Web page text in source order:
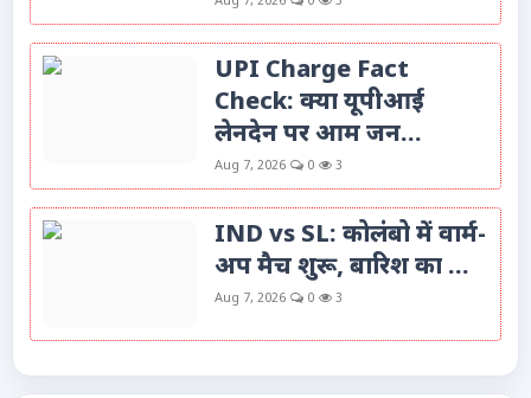
UPI Charge Fact
Check: क्या यूपीआई
लेनदेन पर आम जन...
Aug 7, 2026 0 3
IND vs SL: कोलंबो में वार्म-
अप मैच शुरू, बारिश का ...
Aug 7, 2026 0 3